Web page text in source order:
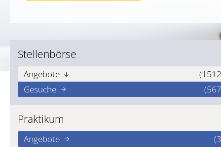
Stellenbörse
Angebote
Gesuche
Praktikum
Angebote